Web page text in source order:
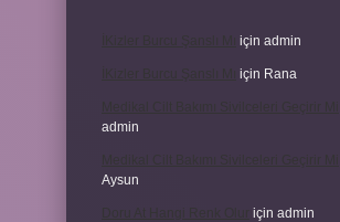
için admin
için Rana
admin
Aysun
için admin